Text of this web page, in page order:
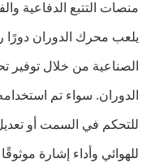
منصات التتبع الدفاعية
يلعب محرك الدوران دورًا
الصناعية من خلال
الدوران. سواء تم
للتحكم في السمت أو
للهوائي وأداء إشارة